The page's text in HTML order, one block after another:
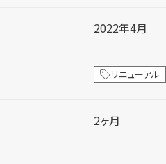
2022年4月
リニューアル
2ヶ月